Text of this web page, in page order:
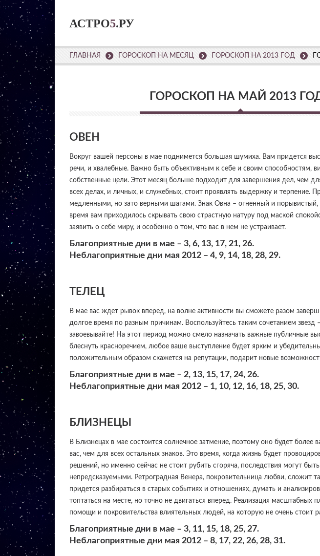
АСТРО5.РУ
ГЛАВНАЯ ГОРОСКОП НА МЕСЯЦ ГОРОСКОП НА 2013 ГОД
ГОРОСКОП НА МАЙ 2013
ОВЕН
Вокруг вашей персоны в мае поднимется большая шумиха. Вам придется
речи, и хвалебные. Важно быть объективным к себе и своим способностям,
собственные цели. Этот месяц больше подходит для завершения дел, чем
всех делах, и личных, и служебных, стоит проявлять выдержку и терпение.
медленными, но зато верными шагами. Знак Овна – огненный и порывистый,
время вам приходилось скрывать свою страстную натуру под маской
заявить о себе миру, и особенно о том, что вас в нем не устраивает.
Благоприятные дни в мае – 3, 6, 13, 17, 21, 26.
Неблагоприятные дни мая 2012 – 4, 9, 14, 18, 28, 29.
ТЕЛЕЦ
В мае вас ждет рывок вперед, на волне активности вы сможете разом
долгое время по разным причинам. Воспользуйтесь таким сочетанием звезд
завоевывайте! На этот период можно смело назначать важные публичные
блеснуть красноречием, любое ваше выступление будет ярким и
положительным образом скажется на репутации, подарит новые
Благоприятные дни в мае – 2, 13, 15, 17, 24, 26.
Неблагоприятные дни мая 2012 – 1, 10, 12, 16, 18, 25, 30.
БЛИЗНЕЦЫ
В Близнецах в мае состоится солнечное затмение, поэтому оно будет
вас, чем для всех остальных знаков. Это время, когда жизнь будет
решений, но именно сейчас не стоит рубить сгоряча, последствия могут
непредсказуемыми. Ретроградная Венера, покровительница любви, сложит
придется разбираться в старых событиях и отношениях, думать и
топтаться на месте, но точно не двигаться вперед. Реализация масштабных
помощи и покровительства влиятельных людей, на которую не очень стоит
Благоприятные дни в мае – 3, 11, 15, 18, 25, 27.
Неблагоприятные дни мая 2012 – 8, 17, 22, 26, 28, 31.